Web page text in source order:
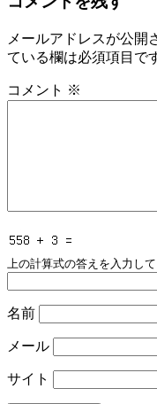
メールアドレスが公開
ている欄は必須項目で
コメント ※
上の計算式の答えを入力し
名前
メール
サイト